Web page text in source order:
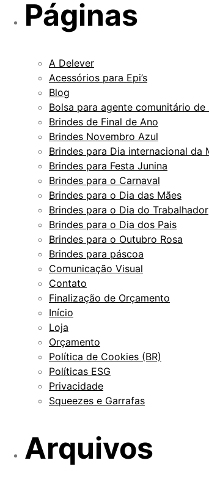
Páginas
A Delever
Acessórios para Epi’s
Blog
Bolsa para agente comunitário de
Brindes de Final de Ano
Brindes Novembro Azul
Brindes para Dia internacional da
Brindes para Festa Junina
Brindes para o Carnaval
Brindes para o Dia das Mães
Brindes para o Dia do Trabalhador
Brindes para o Dia dos Pais
Brindes para o Outubro Rosa
Brindes para páscoa
Comunicação Visual
Contato
Finalização de Orçamento
Início
Loja
Orçamento
Política de Cookies (BR)
Políticas ESG
Privacidade
Squeezes e Garrafas
Arquivos